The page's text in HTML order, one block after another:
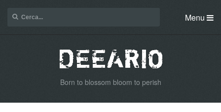
Menu
Born to blossom bloom to perish